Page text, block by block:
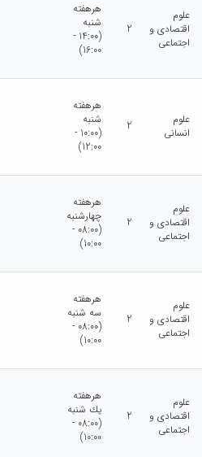
علوم
اقتصادی و
اجتماعی
2
هرهفته
شنبه
(14:00 -
16:00)
علوم
انسانی
2
هرهفته
شنبه
(10:00 -
12:00)
علوم
اقتصادی و
اجتماعی
2
هرهفته
چهارشنبه
(08:00 -
10:00)
علوم
اقتصادی و
اجتماعی
2
هرهفته
سه شنبه
(08:00 -
10:00)
علوم
اقتصادی و
اجتماعی
2
هرهفته
يك شنبه
(08:00 -
10:00)